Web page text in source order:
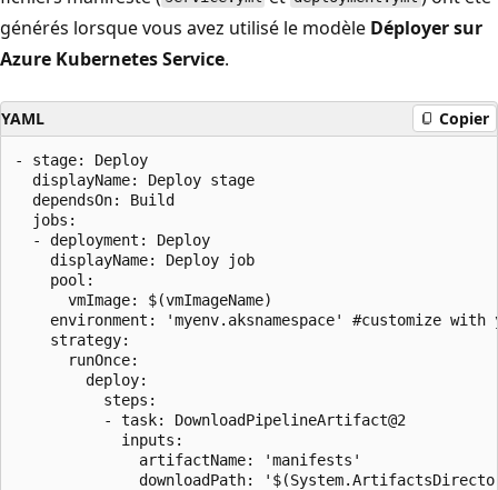
générés lorsque vous avez utilisé le modèle Déployer sur
Azure Kubernetes Service.
YAML Copier
- stage: Deploy
  displayName: Deploy stage
  dependsOn: Build
  jobs:
  - deployment: Deploy
    displayName: Deploy job
    pool:
      vmImage: $(vmImageName)
environment: 'myenv.aksnamespace' #customize with
    strategy:
      runOnce:
        deploy:
          steps:
          - task: DownloadPipelineArtifact@2
            inputs:
              artifactName: 'manifests'
downloadPath: